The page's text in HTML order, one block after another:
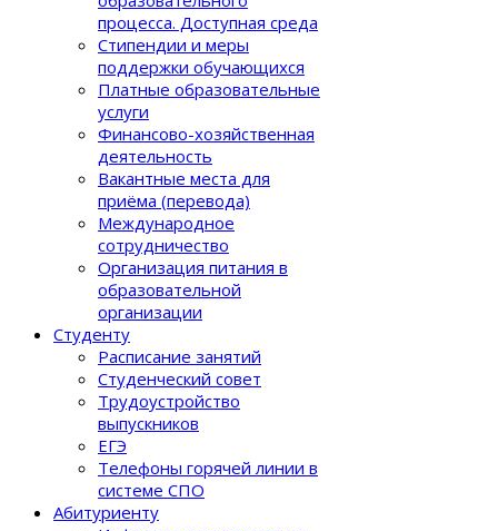
процеcса. Доступная среда
Стипендии и меры
поддержки обучающихся
Платные образовательные
услуги
Финансово-хозяйственная
деятельность
Вакантные места для
приёма (перевода)
Международное
сотрудничество
Организация питания в
образовательной
организации
Студенту
Расписание занятий
Студенческий совет
Трудоустройство
выпускников
ЕГЭ
Телефоны горячей линии в
системе СПО
Абитуриенту